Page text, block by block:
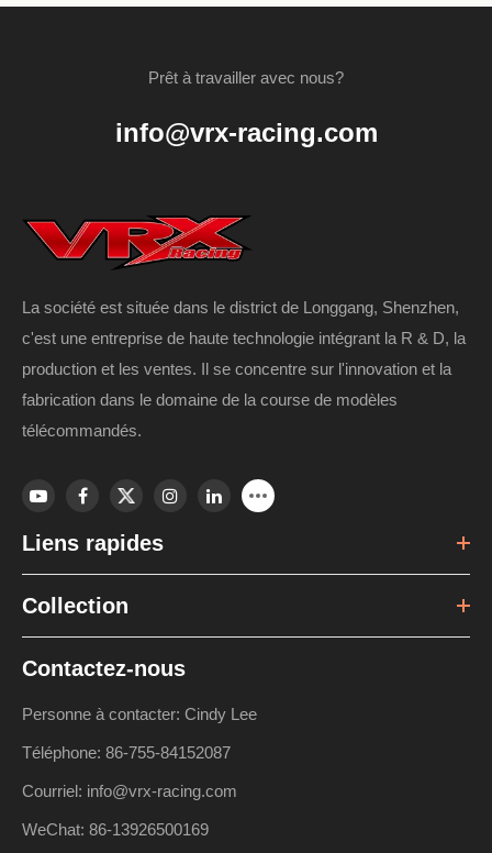
Prêt à travailler avec nous?
info@vrx-racing.com
La société est située dans le district de Longgang, Shenzhen,
c'est une entreprise de haute technologie intégrant la R & D, la
production et les ventes. Il se concentre sur l'innovation et la
fabrication dans le domaine de la course de modèles
télécommandés.
Liens rapides
Collection
Contactez-nous
Personne à contacter: Cindy Lee
Téléphone: 86-755-84152087
Courriel: info@vrx-racing.com
WeChat: 86-13926500169